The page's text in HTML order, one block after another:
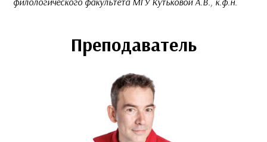
Преподаватель